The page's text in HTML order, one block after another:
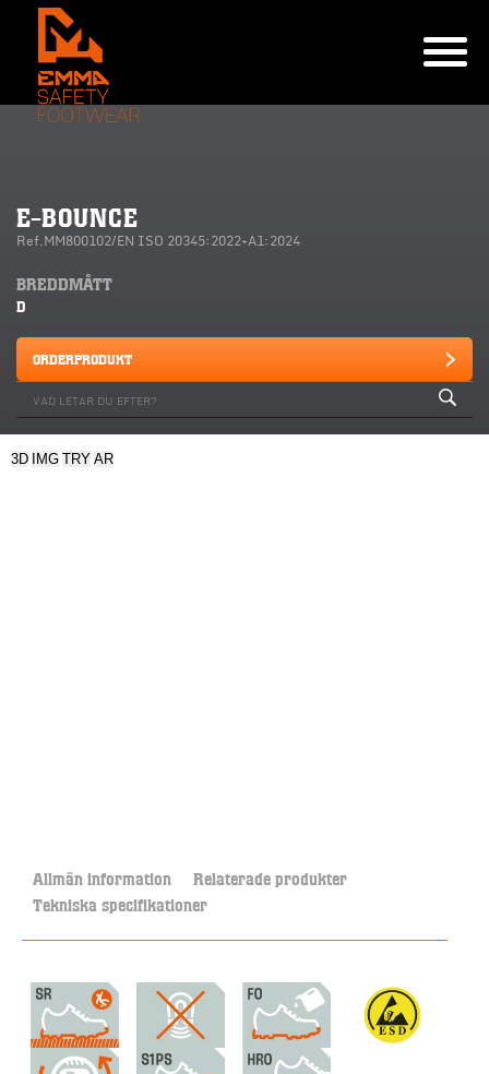
E-BOUNCE
Ref.MM800102/EN ISO 20345:2022+A1:2024
BREDDMÅTT
D
ORDERPRODUKT
3D IMG TRY AR
Allmän information Relaterade produkter
Tekniska specifikationer